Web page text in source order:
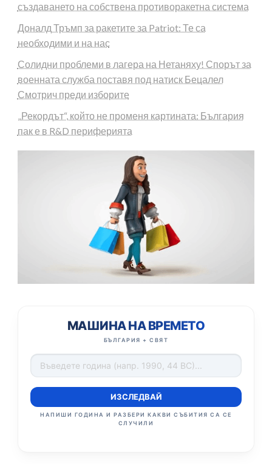
създаването на собствена противоракетна система
Доналд Тръмп за ракетите за Patriot: Те са
необходими и на нас
Солидни проблеми в лагера на Нетаняху! Спорът за
военната служба поставя под натиск Бецалел
Смотрич преди изборите
„Рекордът“, който не променя картината: България
пак е в R&D периферията
МАШИНА НА ВРЕМЕТО
БЪЛГАРИЯ + СВЯТ
ИЗСЛЕДВАЙ
НАПИШИ ГОДИНА И РАЗБЕРИ КАКВИ СЪБИТИЯ СА СЕ
СЛУЧИЛИ